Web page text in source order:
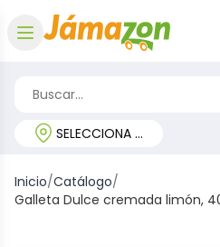
SELECCIONA TU REGIÓN
Inicio/Catálogo/
Galleta Dulce cremada limón,